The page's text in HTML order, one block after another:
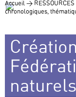
Accueil >
chronologiques,